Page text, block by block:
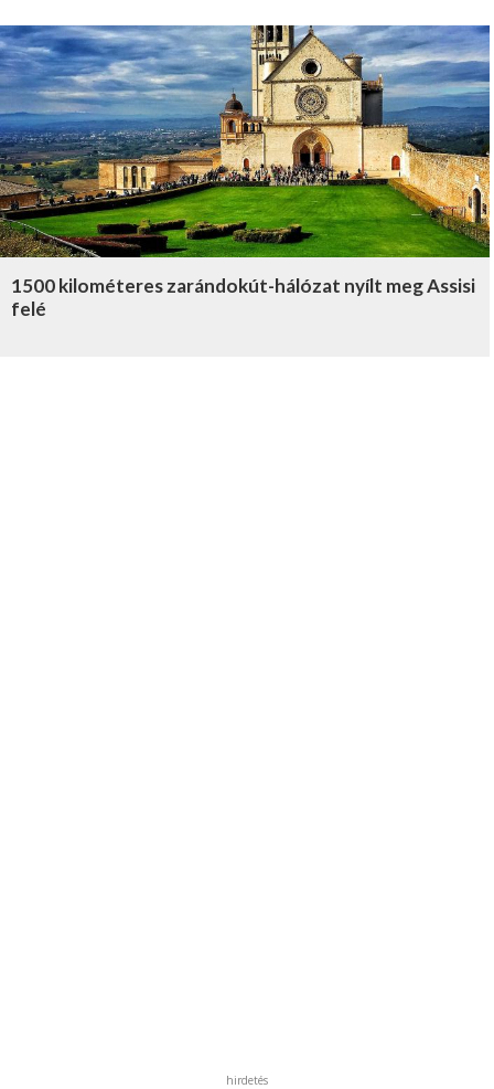
1500 kilométeres zarándokút-hálózat nyílt meg Assisi
felé
hirdetés